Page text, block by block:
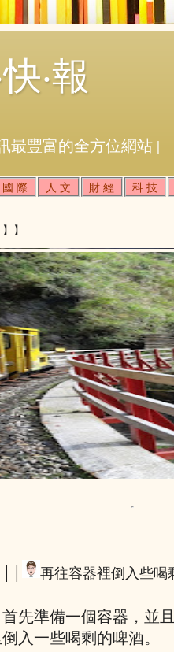
‧報
最豐富的全方位網站 |
國 際 人 文 財 經 科 技
】
再往容器裡倒入些喝
先準備一個容器，並
入一些喝剩的啤酒。